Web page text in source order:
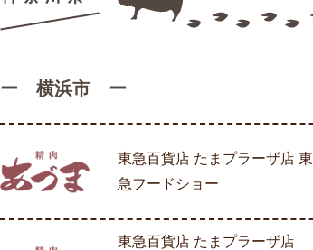
ー 横浜市 ー
東急百貨店 たまプラーザ店 東
急フードショー
東急百貨店 たまプラーザ店